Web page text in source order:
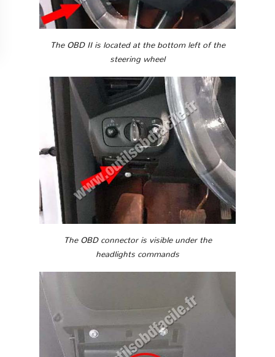
The OBD II is located at the bottom left of the
steering wheel
The OBD connector is visible under the
headlights commands